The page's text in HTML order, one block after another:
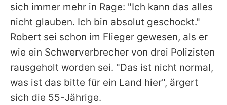
sich immer mehr in Rage: "Ich kann das alles
nicht glauben. Ich bin absolut geschockt."
Robert sei schon im Flieger gewesen, als er
wie ein Schwerverbrecher von drei Polizisten
rausgeholt worden sei. "Das ist nicht normal,
was ist das bitte für ein Land hier", ärgert
sich die 55-Jährige.